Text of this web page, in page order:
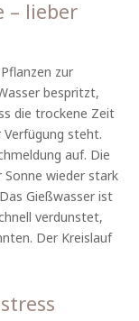
– lieber
zur
bespritzt,
die trockene Zeit
Verfügung steht.
auf. Die
wieder stark
Gießwasser ist
verdunstet,
Der Kreislauf